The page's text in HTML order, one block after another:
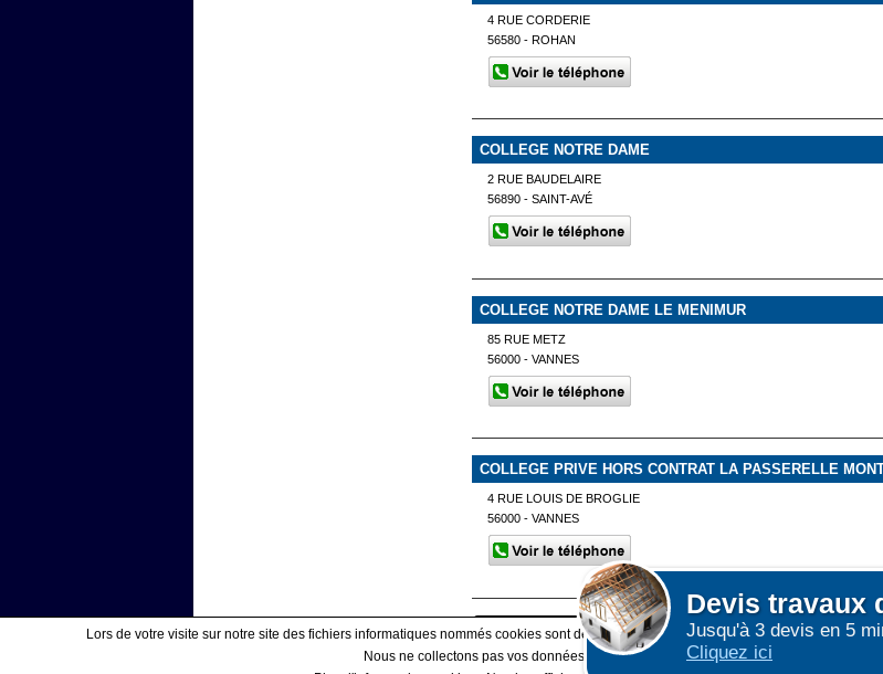
Devis travaux
Jusqu'à 3 devis en 5
Cliquez ici
4 RUE CORDERIE
56580 - ROHAN
COLLEGE NOTRE DAME
2 RUE BAUDELAIRE
56890 - SAINT-AVÉ
COLLEGE NOTRE DAME LE MENIMUR
85 RUE METZ
56000 - VANNES
COLLEGE PRIVE HORS CONTRAT LA PASSERELLE
4 RUE LOUIS DE BROGLIE
56000 - VANNES
Afficher plus de
Lors de votre visite sur notre site des fichiers informatiques nommés cookies sont déposés sur votre terminal. Ces cookies sont
Nous ne collectons pas vos données personnelles au travers des cookies à des fins